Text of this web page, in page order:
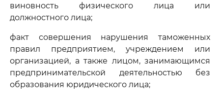
виновность физического лица или
должностного лица;
факт совершения нарушения таможенных
правил предприятием, учреждением или
организацией, а также лицом, занимающимся
предпринимательской деятельностью без
образования юридического лица;